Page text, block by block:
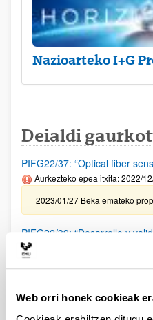
Web orri honek cookieak
Nazioarteko I+G
Deialdi
PIFG22/37: “Optical fiber
Aurkezteko epea itxita: 2022/
2023/01/27 Beka emateko
PIFG22/39: “Desarrollo y
sostenibles basadas en
del patrimonio cultural"
2023/01/25 Beka emateko